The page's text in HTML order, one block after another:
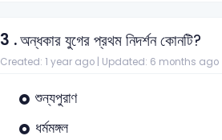
3 .অন্ধকার যুগের প্রথম নিদর্শন কোনটি?
Created: 1 year ago | Updated: 6 months ago
শুন্যপুরাণ
ধর্মমঙ্গল